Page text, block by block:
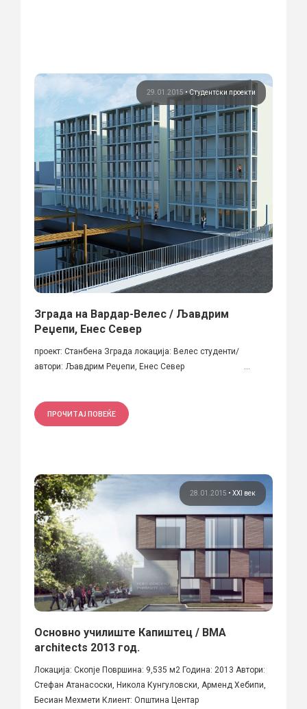
29.01.2015 • Студентски проекти
Зграда на Вардар-Велес / Љавдрим
Реџепи, Енес Север
проект: Станбена Зграда локација: Велес студенти/
автори: Љавдрим Реџепи, Енес Север ...
ПРОЧИТАЈ ПОВЕЌЕ
28.01.2015 • XXI век
Основно училиште Капиштец / BMA
architects 2013 год.
Локација: Скопје Површина: 9,535 м2 Година: 2013 Автори:
Стефан Атанасоски, Никола Кунгуловски, Арменд Хебипи,
Бесиан Мехмети Клиент: Општина Центар